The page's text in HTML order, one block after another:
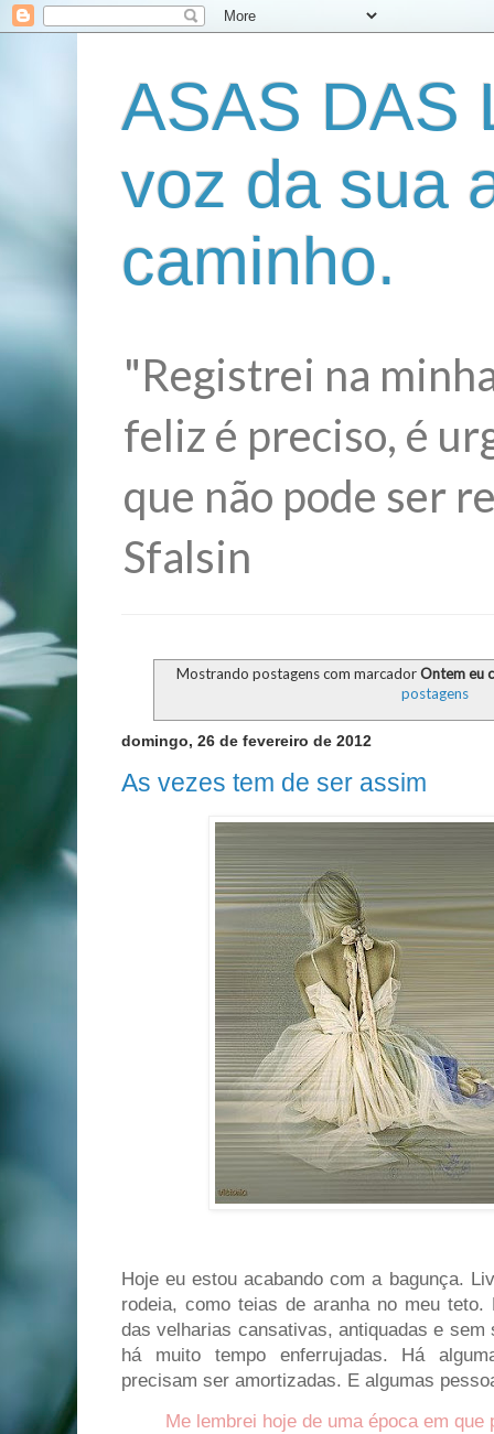
ASAS DAS
voz da sua
caminho.
"Registrei na
feliz é preciso, é
que não pode ser
Sfalsin
Mostrando postagens com marcadorOntem eu
postagens
domingo, 26 de fevereiro de 2012
As vezes tem de ser assim
Hoje eu estou acabando com a bagunça.
rodeia, como teias de aranha no meu
das velharias cansativas, antiquadas e sem
há muito tempo enferrujadas. Há
precisam ser amortizadas. E algumas
Me lembrei hoje de uma época em